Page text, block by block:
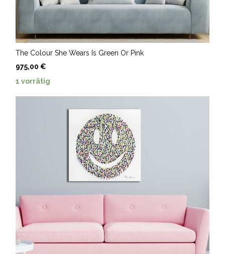
The Colour She Wears Is Green Or Pink
975,00 €
1 vorrätig